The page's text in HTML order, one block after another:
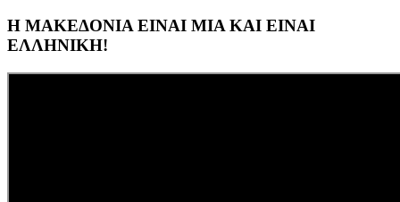
Η ΜΑΚΕΔΟΝΙΑ ΕΙΝΑΙ ΜΙΑ ΚΑΙ ΕΙΝΑΙ
ΕΛΛΗΝΙΚΗ!